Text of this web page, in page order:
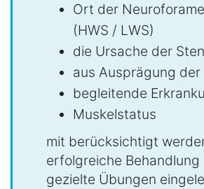
Ort der
(HWS / LWS)
die Ursache der
aus Ausprägung
begleitende
Muskelstatus
mit berücksichtigt
erfolgreiche Behandlung
gezielte Übungen